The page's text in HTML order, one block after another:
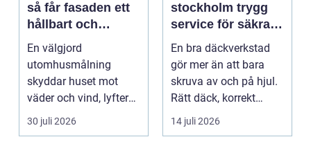
så får fasaden ett
hållbart och
vackert resultat
En välgjord
utomhusmålning
skyddar huset mot
väder och vind, lyfter
helhetsintrycket...
30 juli 2026
stockholm trygg
service för säkra
mil året runt
En bra däckverkstad
gör mer än att bara
skruva av och på hjul.
Rätt däck, korrekt
montering och rege...
14 juli 2026